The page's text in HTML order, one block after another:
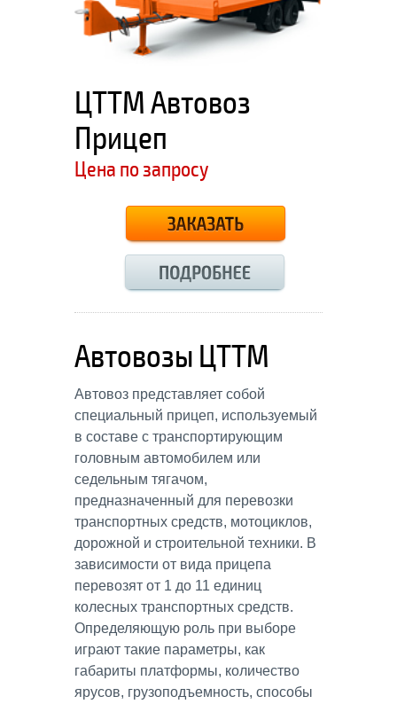
ЦТТМ Автовоз
Прицеп
Цена по запросу
Автовозы ЦТТМ
Автовоз представляет собой
специальный прицеп, используемый
в составе с транспортирующим
головным автомобилем или
седельным тягачом,
предназначенный для перевозки
транспортных средств, мотоциклов,
дорожной и строительной техники. В
зависимости от вида прицепа
перевозят от 1 до 11 единиц
колесных транспортных средств.
Определяющую роль при выборе
играют такие параметры, как
габариты платформы, количество
ярусов, грузоподъемность, способы